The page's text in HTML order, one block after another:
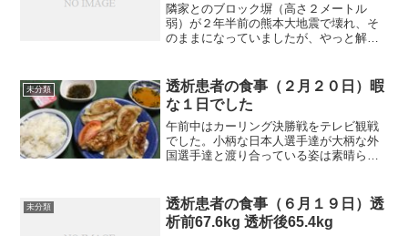
隣家とのブロック塀（高さ２メートル
弱）が２年半前の熊本大地震で壊れ、そ
のままになっていましたが、やっと解体
アの開閉はブロック塀である程度遮音さ
れていました。しかし、これ...
未分類
透析患者の食事（２月２０日）暇
な１日でした
午前中はカーリング決勝戦をテレビ観戦
でした。小柄な日本人選手達が大柄な外
国選手達と渡り合っている姿は素晴らし
場所へ止めることをいとも簡単にやって
いる選手達には感心する...
未分類
透析患者の食事（６月１９日）透
析前67.6kg 透析後65.4kg